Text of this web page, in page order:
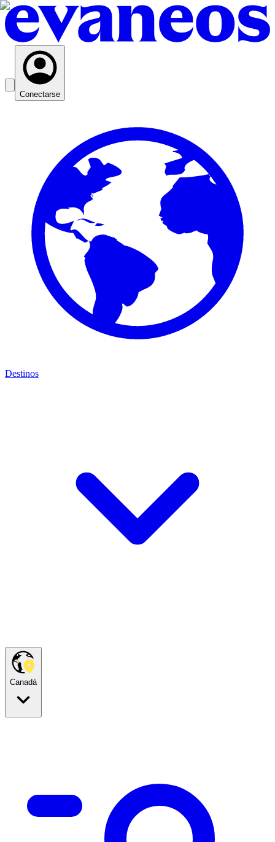
Conectarse
Destinos
Canadá